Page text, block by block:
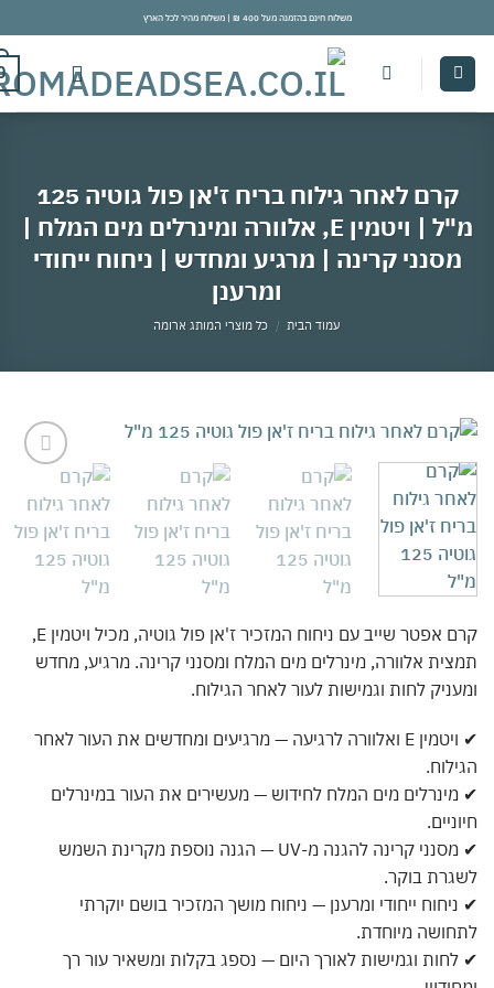
משלוח חינם בהזמנה מעל 400 ₪ | משלוח מהיר לכל הארץ
0
קרם לאחר גילוח בריח ז'אן פול גוטיה 125
מ"ל | ויטמין E, אלוורה ומינרלים מים המלח |
קרינה | מרגיע ומחדש | ניחוח ייחודי
ומרענן
עמוד הבית / כל מוצרי המותג ארומה
אהבתי
קרם אפטר שייב עם ניחוח המזכיר ז'אן פול גוטיה, מכיל ויטמין E,
אלוורה, מינרלים מים המלח ומסנני קרינה. מרגיע, מחדש
לחות וגמישות לעור לאחר הגילוח.
✔ ויטמין E ואלוורה לרגיעה — מרגיעים ומחדשים את העור לאחר
מים המלח לחידוש — מעשירים את העור במינרלים
✔ מסנני קרינה להגנה מ-UV — הגנה נוספת מקרינת השמש
בוקר.
ייחודי ומרענן — ניחוח מושך המזכיר בושם יוקרתי
מיוחדת.
וגמישות לאורך היום — נספג בקלות ומשאיר עור רך